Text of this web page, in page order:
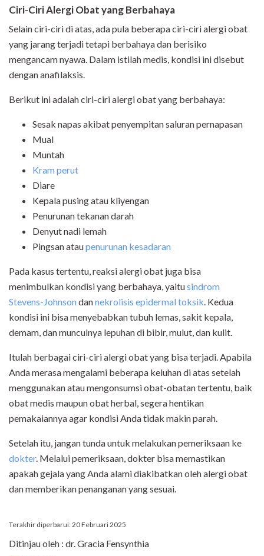
Ciri-Ciri Alergi Obat yang Berbahaya
Selain ciri-ciri di atas, ada pula beberapa ciri-ciri alergi obat
yang jarang terjadi tetapi berbahaya dan berisiko
mengancam nyawa. Dalam istilah medis, kondisi ini disebut
dengan anafilaksis.
Berikut ini adalah ciri-ciri alergi obat yang berbahaya:
Sesak napas akibat penyempitan saluran pernapasan
Mual
Muntah
Kram perut
Diare
Kepala pusing atau kliyengan
Penurunan tekanan darah
Denyut nadi lemah
Pingsan ataupenurunan kesadaran
Pada kasus tertentu, reaksi alergi obat juga bisa
menimbulkan kondisi yang berbahaya, yaitusindrom
Stevens-Johnsondannekrolisis epidermal toksik. Kedua
kondisi ini bisa menyebabkan tubuh lemas, sakit kepala,
demam, dan munculnya lepuhan di bibir, mulut, dan kulit.
Itulah berbagai ciri-ciri alergi obat yang bisa terjadi. Apabila
Anda merasa mengalami beberapa keluhan di atas setelah
menggunakan atau mengonsumsi obat-obatan tertentu, baik
obat medis maupun obat herbal, segera hentikan
pemakaiannya agar kondisi Anda tidak makin parah.
Setelah itu, jangan tunda untuk melakukan pemeriksaan ke
dokter. Melalui pemeriksaan, dokter bisa memastikan
apakah gejala yang Anda alami diakibatkan oleh alergi obat
dan memberikan penanganan yang sesuai.
Terakhir diperbarui: 20 Februari 2025